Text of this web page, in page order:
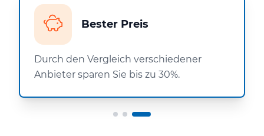
Bester Preis
Durch den Vergleich verschiedener
Anbieter sparen Sie bis zu 30%.